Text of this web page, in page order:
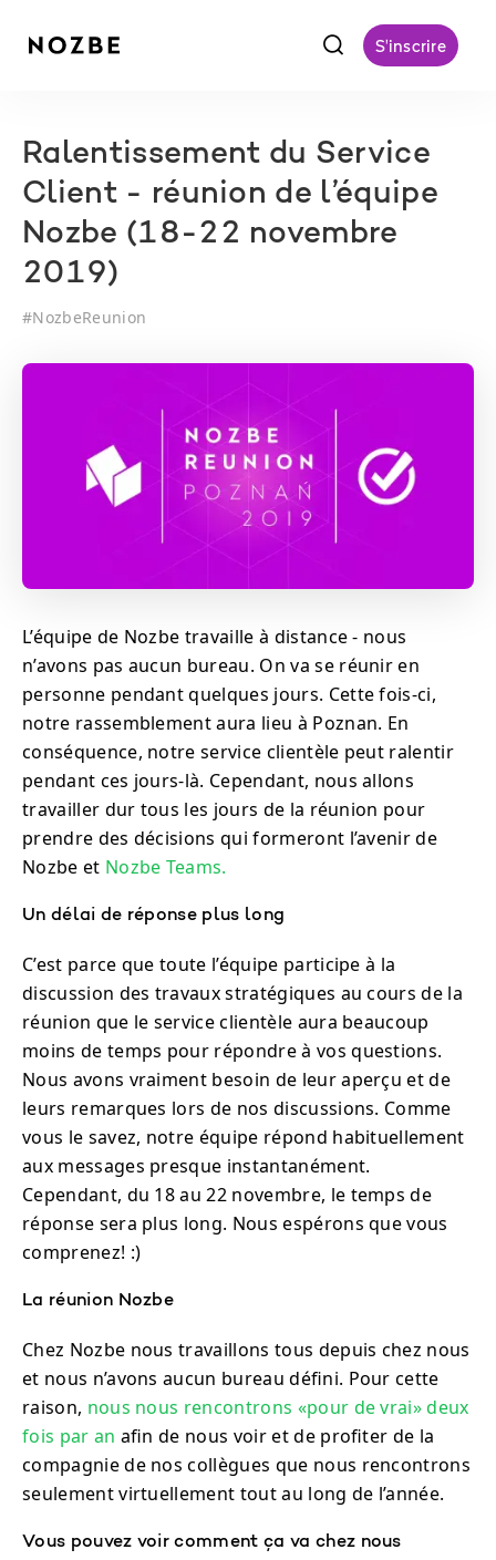
f S'inscrire
Ralentissement du Service
Client - réunion de l’équipe
Nozbe (18-22 novembre
2019)
#NozbeReunion
L’équipe de Nozbe travaille à distance - nous
n’avons pas aucun bureau. On va se réunir en
personne pendant quelques jours. Cette fois-ci,
notre rassemblement aura lieu à Poznan. En
conséquence, notre service clientèle peut ralentir
pendant ces jours-là. Cependant, nous allons
travailler dur tous les jours de la réunion pour
prendre des décisions qui formeront l’avenir de
Nozbe et Nozbe Teams.
Un délai de réponse plus long
C’est parce que toute l’équipe participe à la
discussion des travaux stratégiques au cours de la
réunion que le service clientèle aura beaucoup
moins de temps pour répondre à vos questions.
Nous avons vraiment besoin de leur aperçu et de
leurs remarques lors de nos discussions. Comme
vous le savez, notre équipe répond habituellement
aux messages presque instantanément.
Cependant, du 18 au 22 novembre, le temps de
réponse sera plus long. Nous espérons que vous
comprenez! :)
La réunion Nozbe
Chez Nozbe nous travaillons tous depuis chez nous
et nous n’avons aucun bureau défini. Pour cette
raison, nous nous rencontrons «pour de vrai» deux
fois par an afin de nous voir et de profiter de la
compagnie de nos collègues que nous rencontrons
seulement virtuellement tout au long de l’année.
Vous pouvez voir comment ça va chez nous